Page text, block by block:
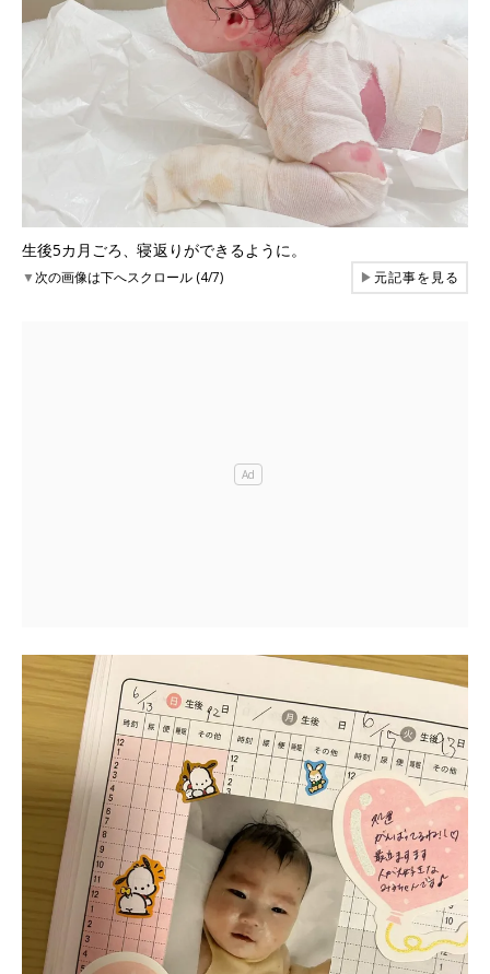
生後5カ月ごろ、寝返りができるように。
▼次の画像は下へスクロール (4/7) ▶元記事を見る